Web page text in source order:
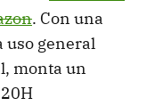
. Con una
uso general
monta un